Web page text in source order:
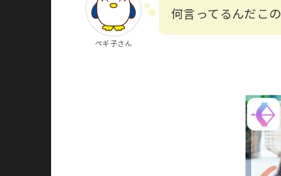
ペギ子さん
何言ってるんだこ